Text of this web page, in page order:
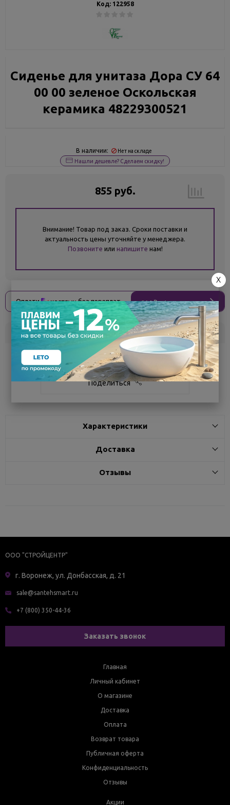
Код: 122958
Сиденье для унитаза Дора СУ 64
00 00 зеленое Оскольская
керамика 48229300521
В наличии: Нет на складе
Нашли дешевле? Сделаем скидку!
855 руб.
Внимание! Товар под заказ. Сроки поставки и
актуальность цены уточняйте у менеджера.
Позвоните или напишите нам!
Оплати без переплат 214 ₽x 4 платежа
Склад Кол-во Срок поставки
Белгород под заказ 7 - 14 дней
Поделиться
Характеристики
Доставка
Отзывы
ООО "СТРОЙЦЕНТР"
г. Воронеж, ул. Донбасская, д. 21
sale@santehsmart.ru
+7 (800) 350-44-36
Заказать звонок
Главная
Личный кабинет
О магазине
Доставка
Оплата
Возврат товара
Публичная оферта
Конфиденциальность
Отзывы
Акции
X